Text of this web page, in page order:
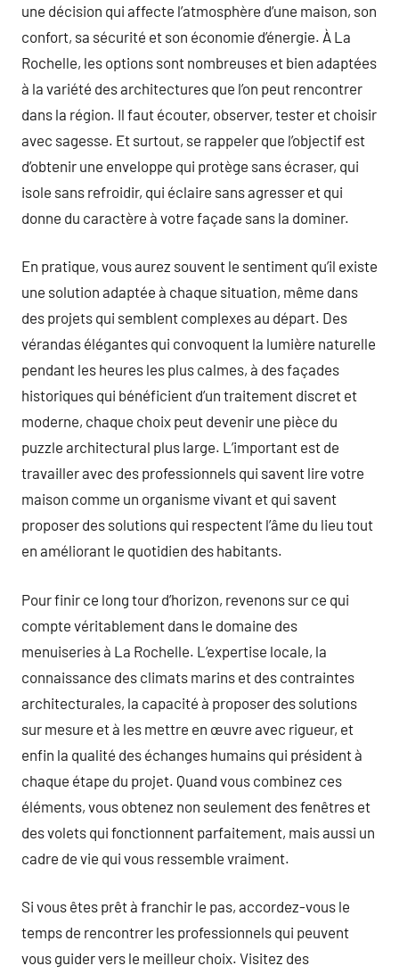
une décision qui affecte l’atmosphère d’une maison, son
confort, sa sécurité et son économie d’énergie. À La
Rochelle, les options sont nombreuses et bien adaptées
à la variété des architectures que l’on peut rencontrer
dans la région. Il faut écouter, observer, tester et choisir
avec sagesse. Et surtout, se rappeler que l’objectif est
d’obtenir une enveloppe qui protège sans écraser, qui
isole sans refroidir, qui éclaire sans agresser et qui
donne du caractère à votre façade sans la dominer.
En pratique, vous aurez souvent le sentiment qu’il existe
une solution adaptée à chaque situation, même dans
des projets qui semblent complexes au départ. Des
vérandas élégantes qui convoquent la lumière naturelle
pendant les heures les plus calmes, à des façades
historiques qui bénéficient d’un traitement discret et
moderne, chaque choix peut devenir une pièce du
puzzle architectural plus large. L’important est de
travailler avec des professionnels qui savent lire votre
maison comme un organisme vivant et qui savent
proposer des solutions qui respectent l’âme du lieu tout
en améliorant le quotidien des habitants.
Pour finir ce long tour d’horizon, revenons sur ce qui
compte véritablement dans le domaine des
menuiseries à La Rochelle. L’expertise locale, la
connaissance des climats marins et des contraintes
architecturales, la capacité à proposer des solutions
sur mesure et à les mettre en œuvre avec rigueur, et
enfin la qualité des échanges humains qui président à
chaque étape du projet. Quand vous combinez ces
éléments, vous obtenez non seulement des fenêtres et
des volets qui fonctionnent parfaitement, mais aussi un
cadre de vie qui vous ressemble vraiment.
Si vous êtes prêt à franchir le pas, accordez-vous le
temps de rencontrer les professionnels qui peuvent
vous guider vers le meilleur choix. Visitez des